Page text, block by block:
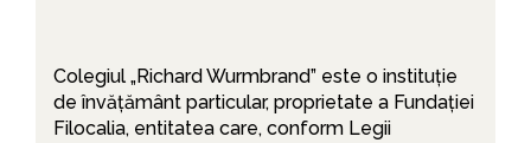
Colegiul „Richard Wurmbrand” este o instituție
de învățământ particular, proprietate a Fundației
Filocalia, entitatea care, conform Legii